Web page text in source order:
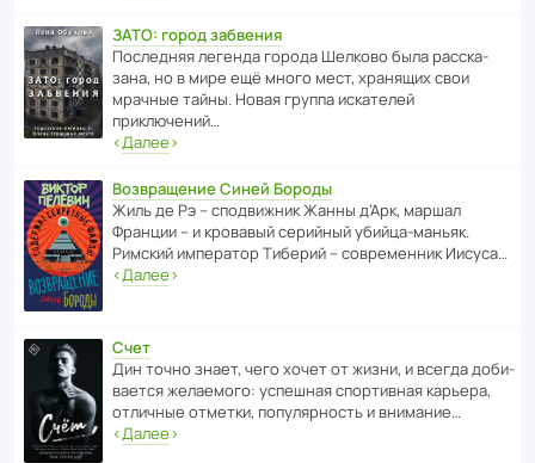
ЗАТО: город забвения
После­дняя легенда города Шелково была расска­
зана, но в мире ещё много мест, хранящих свои
мрачные тайны. Новая группа иска­телей
приключений…
‹Далее›
Возвращение Синей Бороды
Жиль де Рэ – спод­ви­жник Жанны д’Арк, маршал
Франции – и кровавый серийный убийца-маньяк.
Римский импе­ратор Тиберий – совре­менник Иисуса…
‹Далее›
Счет
Дин точно знает, чего хочет от жизни, и всегда доби­
ва­ется жела­е­мого: успе­шная спор­ти­вная карьера,
отли­чные отметки, попу­ля­р­ность и внимание…
‹Далее›